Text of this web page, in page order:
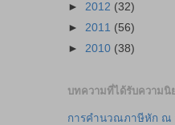
► 2012 (32)
► 2011 (56)
► 2010 (38)
บทความที่ได้รับความนิ
การคำนวณภาษีหัก ณ